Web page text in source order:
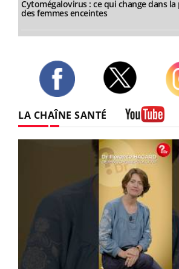
Cytomégalovirus : ce qui change dans la
des femmes enceintes
LA CHAÎNE SANTÉ